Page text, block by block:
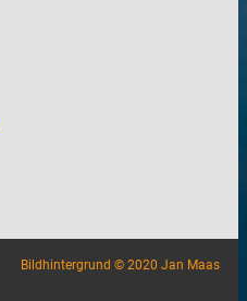
Bildhintergrund © 2020 Jan Maas